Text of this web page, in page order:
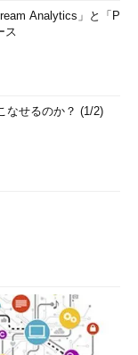
Analytics」と「P
ス
なせるのか？ (1/2)